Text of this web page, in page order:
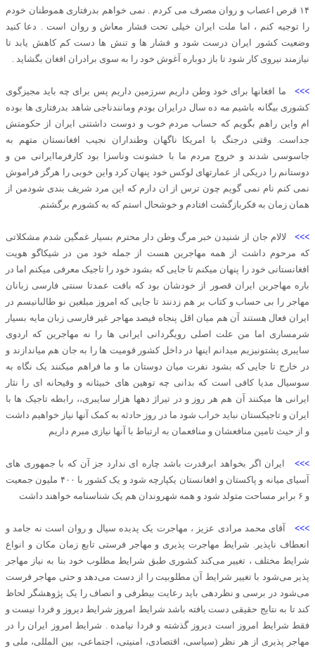
۱۴ قرص اعصاب و روان مصرف می کردم . نمی خواهم بدرفتاری هموطنان خودم
را توجیه کنم ، اما ملت ایران خیلی تحت فشار معاش و روان است . دعا کنید
وضعیت کشور ایران درست شود و فشار ها و تنش ها دست کم کاهش یابد تا
نیازمند نیروی کار شود تا باز دوباره آغوش خود را به سوی برادران افغان بگشاید .
>>> ما افغانها برای خود وطن داریم سرزمین داریم پس برای چه باید مجیزگوی
کشوری بیگانه باشیم مه ده سال درایران بودم ومانندناجی شاهد بدرفتاری ها بوده
ام واین راهم بگویم که حساب مردم خوب و دوست داشتنی ایران از حکومتش
جداست. وقتی درجنگ با امریکا ناگهان وطنداران نجیب افغانستان متهم به
جاسوسی شدند و خروج مردم ما با خشونت وناسزا بود کارفرماایرانی من و
دوستانم را دریکی از عمارتهای لوکس خود پنهان کرد واین خوبی را هرگز فراموش
نمی کنم نام نمی گویم چون ترس از ان دارم که این مرد شریف بندی شودمن از
همان زمان به فکربازگشت افتادم و خوشحال استم که به کشورم برگشتم.
>>> لالام جان از شنیدن خبر مرگ وطن دار محترم بسیار غمگین شدم مشکلاتی
که مرحوم داشت از همه مهاجرین هست از جمله خود من در شیکاگو هویت
افغانستانی خود را پنهان میکنم تا جایی که بشود خود را تاجیک معرفی میکنم اما در
باره مهاجرین ایران قصور از خودشان بود که بافت عمدتا سنتی فارسی زبانان
مهاجر را بی حساب و کتاب بر هم زدنند تا جایی که امروز مبلغین نو طالبانیسم در
ایران فعال هستند آن هم میان اقل پنجاه فیصد مهاجر غیر فارسی زبان مایه بسیار
شرمساری اما من علت اصلی رویگردانی ایرانی ها را نه مهاجرین که اردوی
سایبری پشتونیزیم میدانم اینها در داخل کشور قومیت ها را به جان هم میاندازند و
در خارج تا جایی که بشود نفرت میان دوستان ما و ما فراهم میکنند یک نگاه به
سوسیال مدیا کافی است که بدانی چه توهین های خبیثانه و وقیحانه ای را نثار
ایرانی ها میکنند آن هم هر روز و در تیراژ دهها هزار سایبری،، رابطه تاجیک ها با
ایران و تاجیکستان نباید خراب شود ما در روز حادثه به کمک آنها نیاز خواهیم داشت
و از حیث تامین منافعشان و منافعمان به ارتباط با آنها نیازی مبرم داریم
>>> ایران اگر بخواهد ابرقدرت باشد چاره ای ندارد جز آن که با جمهوری های
آسیای میانه و پاکستان و افغانستان یکپارچه شود و یک کشور با ۴۰۰ ملیون جمعیت
و ۶ برابر مساحت متولد شود و همه شهروندان هم یک شناسنامه خواهند داشت
>>> آقای محمد مرادی عزیز ، مهاجرت یک پدیده سیال و روان است نه جامد و
انعطاف ناپذیر. شرایط مهاجرت پذیری و مهاجر فرستی تابع زمان مکان و انواع
شرایط مختلف ، تغییر می‌کند کشوری طبق شرایط مطلوب خود بنا به نیاز مهاجر
پذیر می‌شود با تغییر شرایط آن مطلوبیت را از دست می‌دهد و حتی مهاجر فرست
می‌شود در برسی و نظردهی باید رعایت بیطرفی و انصاف را یک پژوهشگر لحاظ
کند تا به نتایج حقیقی دست یافته باشد شرایط امروز شرایط دیروز و فردا نیست و
فقط شرایط امروز است دیروز گذشته و فردا نیامده . شرایط امروز ایران را در
مهاجر پذیری از هر نظر (سیاسی، اقتصادی، امنیتی، اجتماعی، بین المللی، ملی و